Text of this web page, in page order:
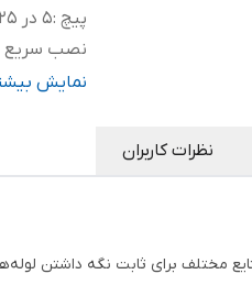
پیچ :5 در 25
نصب سریع
ورق قوی 2 :2 میلیمتر قوی نمایش
نظرات کاربران
مختلف برای ثابت نگه داشتن